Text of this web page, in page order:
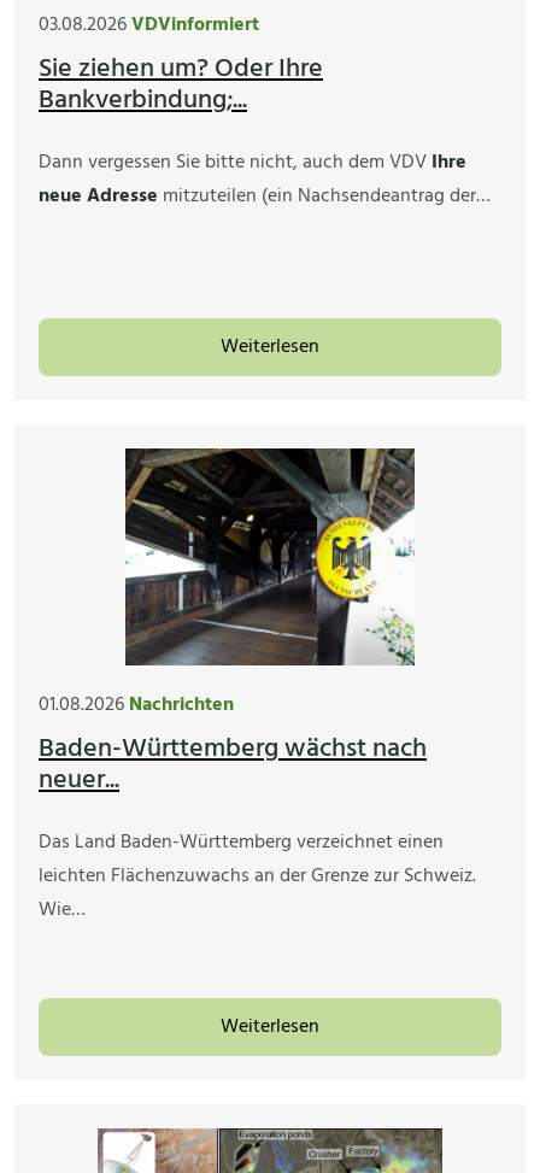
03.08.2026VDVinformiert
Sie ziehen um? Oder Ihre
Bankverbindung;...
Dann vergessen Sie bitte nicht, auch dem VDVIhre
neue Adresse mitzuteilen (ein Nachsendeantrag der…
Weiterlesen
01.08.2026Nachrichten
Baden-Württemberg wächst nach
neuer...
Das Land Baden-Württemberg verzeichnet einen
leichten Flächenzuwachs an der Grenze zur Schweiz.
Wie…
Weiterlesen